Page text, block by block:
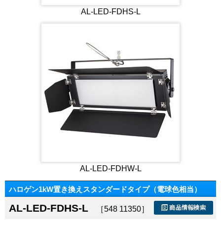
AL-LED-FDHS-L
AL-LED-FDHW-L
ハロゲン1kW置き換えスタンダードタイプ（電球色相当）
AL-LED-FDHS-L ［548 11350］